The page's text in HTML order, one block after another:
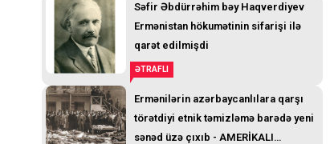
Səfir Əbdürrəhim bəy Haqverdiyev
Ermənistan hökumətinin sifarişi ilə
qarət edilmişdi
ƏTRAFLI
Ermənilərin azərbaycanlılara qarşı
törətdiyi etnik təmizləmə barədə yeni
sənəd üzə çıxıb - AMERİKALI